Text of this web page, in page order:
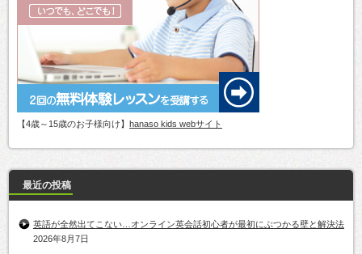
【4歳～15歳のお子様向け】 hanaso kids webサイト
最近の投稿
英語が全然出てこない…オンライン英会話初心者が最初にぶつかる壁と解決法
2026年8月7日